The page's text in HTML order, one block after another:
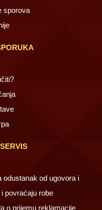
sporova
odustanak od ugovora i
povraćaju robe
o prijemu reklamacije